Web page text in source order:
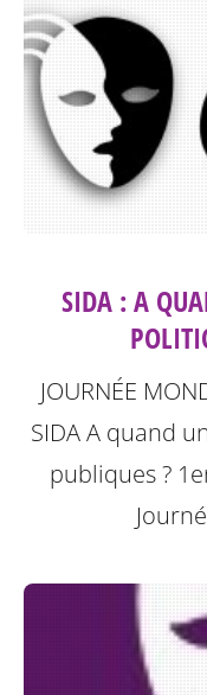
SIDA : A
JOURNÉE
SIDA A quand
publiques ?